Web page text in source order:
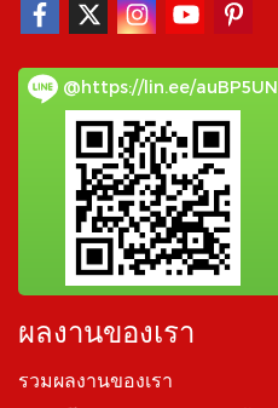
@https://lin.ee/auBP5UN
ผลงานของเรา
รวมผลงานของเรา